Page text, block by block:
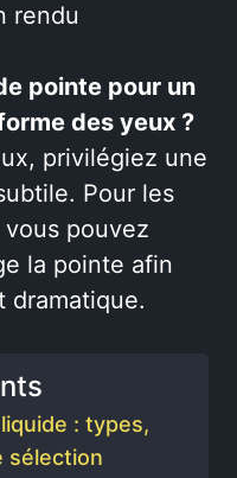
rendu
pointe pour un
des yeux ?
privilégiez une
Pour les
pouvez
la pointe afin
dramatique.
: types,
sélection